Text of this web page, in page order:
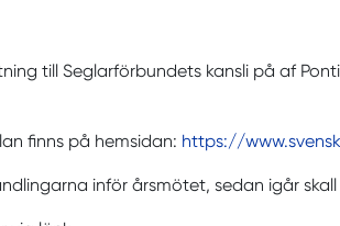
till Seglarförbundets kansli på af
finns på hemsidan: https://
inför årsmötet, sedan igår